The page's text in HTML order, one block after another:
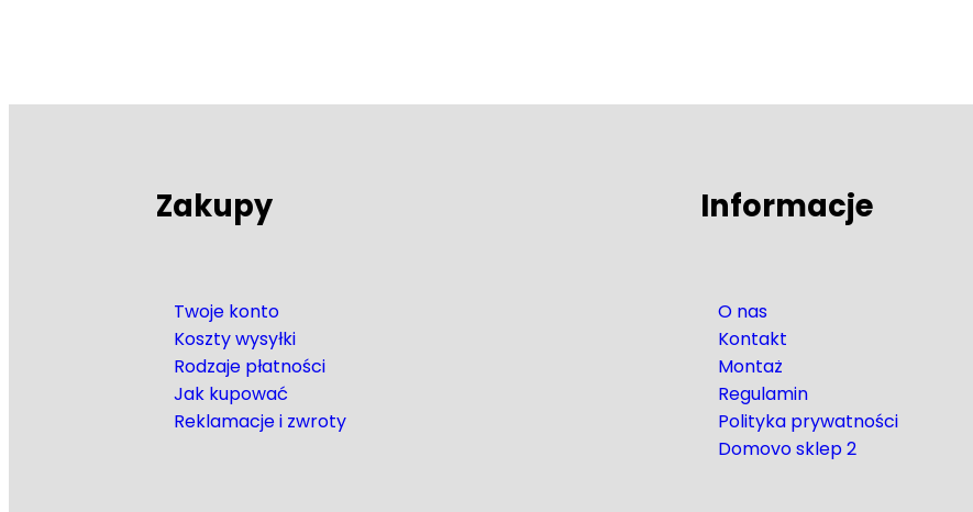
Zakupy
Twoje konto
Koszty wysyłki
Rodzaje płatności
Jak kupować
Reklamacje i zwroty
Informacje
O nas
Kontakt
Montaż
Regulamin
Polityka prywatności
Domovo sklep 2